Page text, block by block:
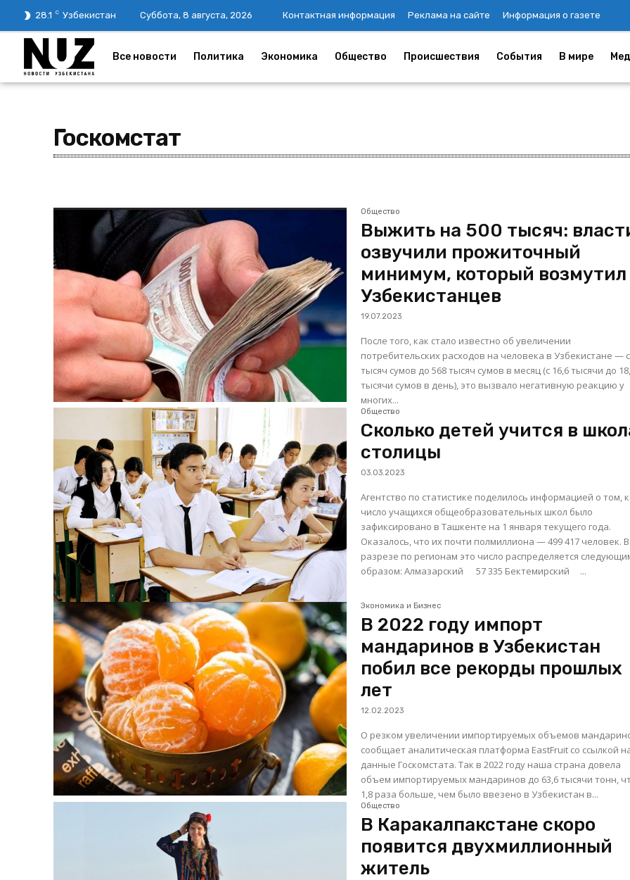
28.1 C Узбекистан Суббота, 8 августа, 2026 Контактная информация Реклама на сайте Информация о газете
Все новости Политика Экономика Общество Происшествия События В мире
Госкомстат
Общество
Выжить на 500 тысяч:
озвучили прожиточный
минимум, который возмутил
Узбекистанцев
19.07.2023
После того, как стало известно об увеличении
потребительских расходов на человека в Узбекистане —
тысяч сумов до 568 тысяч сумов в месяц (с 16,6 тысячи до
тысячи сумов в день), это вызвало негативную реакцию у
многих...
Общество
Сколько детей учится в
столицы
03.03.2023
Агентство по статистике поделилось информацией о том,
число учащихся общеобразовательных школ было
зафиксировано в Ташкенте на 1 января текущего года.
Оказалось, что их почти полмиллиона — 499 417 человек. В
разрезе по регионам это число распределяется
образом: Алмазарский 57 335 Бектемирский ...
Экономика и Бизнес
В 2022 году импорт
мандаринов в Узбекистан
побил все рекорды прошлых
лет
12.02.2023
О резком увеличении импортируемых объемов
сообщает аналитическая платформа EastFruit со ссылкой
данные Госкомстата. Так в 2022 году наша страна довела
объем импортируемых мандаринов до 63,6 тысячи тонн,
1,8 раза больше, чем было ввезено в Узбекистан в...
Общество
В Каракалпакстане скоро
появится двухмиллионный
житель